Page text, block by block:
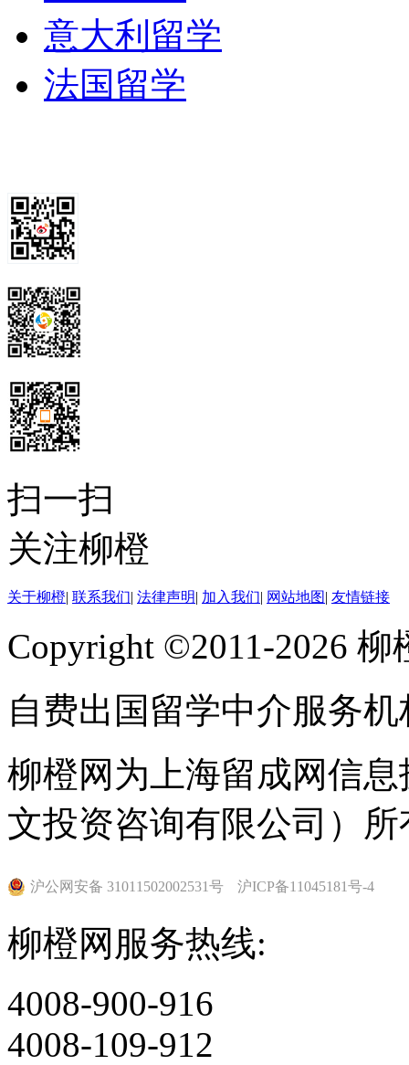
意大利留学
法国留学
扫一扫
关注柳橙
关于柳橙| 联系我们| 法律声明| 加入我们| 网站地图| 友情链接
Copyright ©2011-2026
自费出国留学中介服务
柳橙网为上海留成网信
文投资咨询有限公司）所
沪公网安备 31011502002531号 沪ICP备11045181号-4
柳橙网服务热线:
4008-900-916
4008-109-912